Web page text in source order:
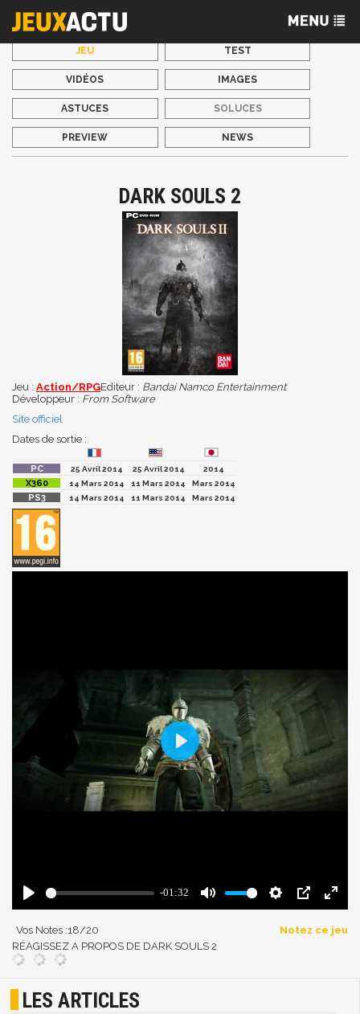
JEU TEST
VIDÉOS IMAGES
ASTUCES SOLUCES
PREVIEW NEWS
DARK SOULS 2
Jeu : Action/RPGEditeur : Bandai Namco Entertainment
Développeur : From Software
Site officiel
Dates de sortie :
25 Avril 2014 25 Avril 2014
2014
14 Mars 2014
11 Mars 2014
Mars 2014
14 Mars 2014
11 Mars 2014 Mars 2014
Vos Notes :18/20
Notez ce jeu
RÉAGISSEZ A PROPOS DE DARK SOULS 2
LES ARTICLES